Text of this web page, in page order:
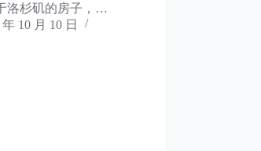
洛杉矶的房子，…
年 10 月 10 日